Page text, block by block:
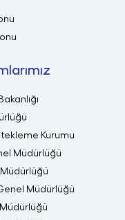
Kurumu
Müdürlüğü
Müdürlüğü